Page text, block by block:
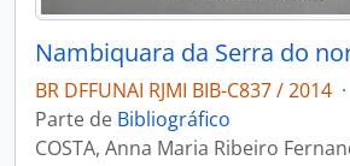
BR DFFUNAI RJMI BIB-C837 / 2014 ·
Parte de Bibliográfico
COSTA, Anna Maria Ribeiro